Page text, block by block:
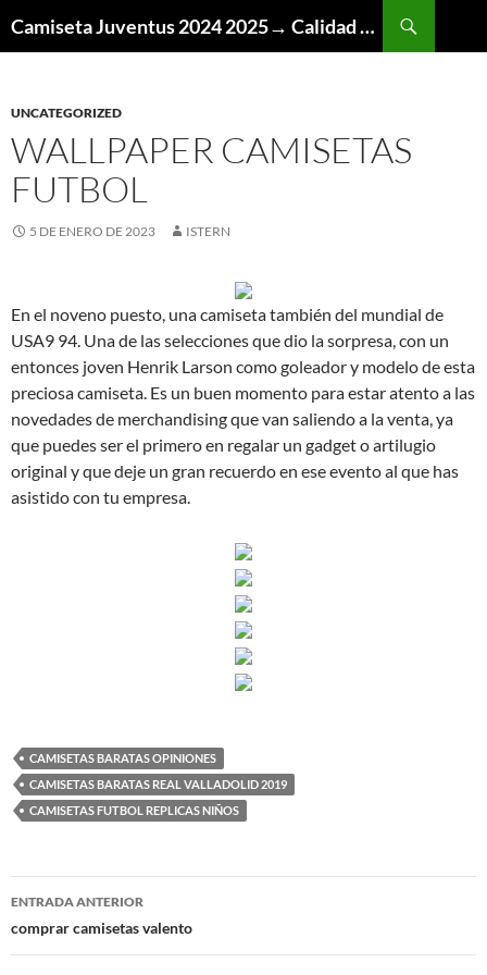
Camiseta Juventus 2024 2025→ Calidad Thai AAA
UNCATEGORIZED
WALLPAPER CAMISETAS
FUTBOL
5 DE ENERO DE 2023 ISTERN
En el noveno puesto, una camiseta también del mundial de
USA9 94. Una de las selecciones que dio la sorpresa, con un
entonces joven Henrik Larson como goleador y modelo de esta
preciosa camiseta. Es un buen momento para estar atento a las
novedades de merchandising que van saliendo a la venta, ya
que puedes ser el primero en regalar un gadget o artilugio
original y que deje un gran recuerdo en ese evento al que has
asistido con tu empresa.
CAMISETAS BARATAS OPINIONES
CAMISETAS BARATAS REAL VALLADOLID 2019
CAMISETAS FUTBOL REPLICAS NIÑOS
Navegación
de
ENTRADA ANTERIOR
comprar camisetas valento